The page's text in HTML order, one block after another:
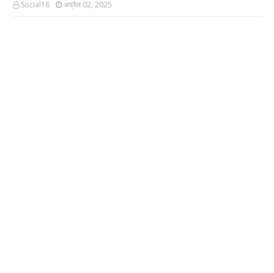
Social18 अप्रैल 02, 2025